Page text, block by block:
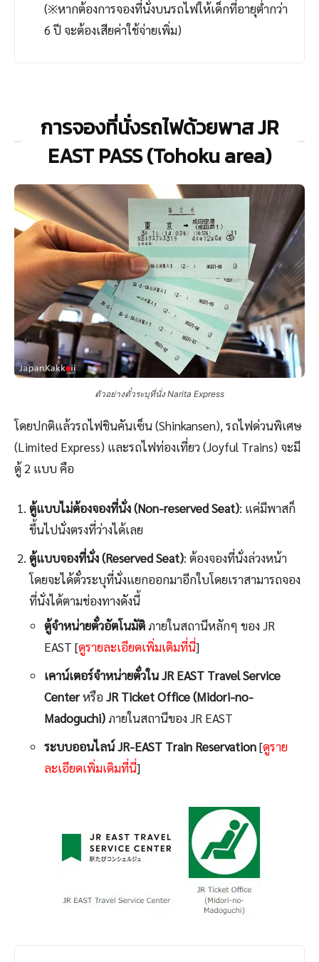
(※หากต้องการจองที่นั่งบนรถไฟให้เด็กที่อายุต่ำกว่า
6 ปี จะต้องเสียค่าใช้จ่ายเพิ่ม)
การจองที่นั่งรถไฟด้วยพาส JR
EAST PASS (Tohoku area)
ตัวอย่างตั๋วระบุที่นั่ง Narita Express
โดยปกติแล้วรถไฟชินคันเซ็น (Shinkansen), รถไฟด่วนพิเศษ
(Limited Express) และรถไฟท่องเที่ยว (Joyful Trains) จะมี
ตู้ 2 แบบ คือ
ตู้แบบไม่ต้องจองที่นั่ง (Non-reserved Seat): แค่มีพาสก็
ขึ้นไปนั่งตรงที่ว่างได้เลย
ตู้แบบจองที่นั่ง (Reserved Seat): ต้องจองที่นั่งล่วงหน้า
โดยจะได้ตั๋วระบุที่นั่งแยกออกมาอีกใบโดยเราสามารถจอง
ที่นั่งได้ตามช่องทางดังนี้
ตู้จำหน่ายตั๋วอัตโนมัติภายในสถานีหลักๆ ของ JR
EAST [ดูรายละเอียดเพิ่มเติมที่นี่]
เคาน์เตอร์จำหน่ายตั๋วใน JR EAST Travel Service
CenterหรือJR Ticket Office (Midori-no-
Madoguchi)ภายในสถานีของ JR EAST
ระบบออนไลน์ JR-EAST Train Reservation[ดูราย
ละเอียดเพิ่มเติมที่นี่]